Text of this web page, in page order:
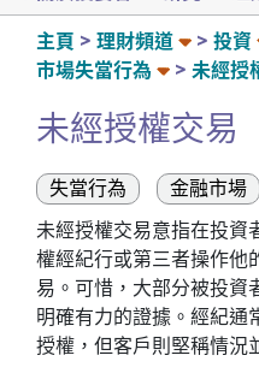
主頁 理財頻道 投資
市場失當行為
未經授
未經授權交易
失當行為
金融市場
未經授權交易意指在投資
權經紀行或第三者操作他
易。可惜，大部分被投資
明確有力的證據。經紀通
授權，但客戶則堅稱情況